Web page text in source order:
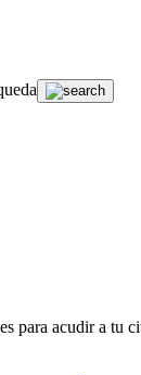
para acudir a tu